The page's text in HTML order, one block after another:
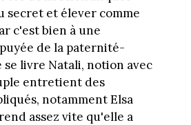
secret et élever comme
c'est bien à une
de la paternité-
livre Natali, notion avec
entretient des
notamment Elsa
assez vite qu'elle a